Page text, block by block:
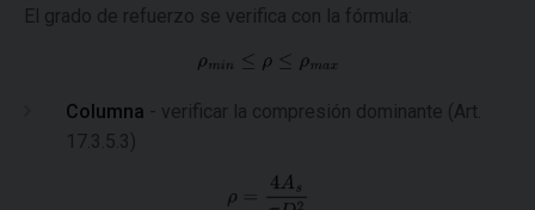
El grado de refuerzo se verifica con la fórmula:
Columna - verificar la compresión dominante (Art.
17.3.5.3)